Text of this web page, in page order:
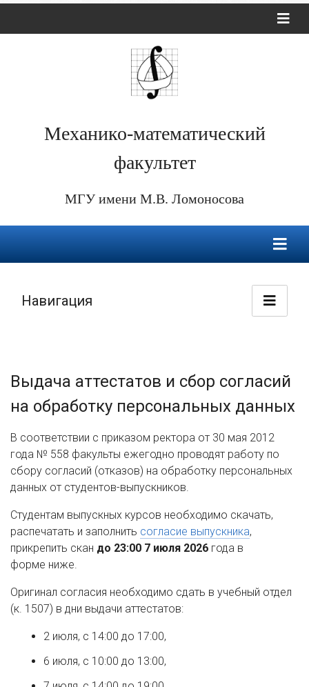
Механико-математический
факультет
МГУ имени М.В. Ломоносова
Навигация
Выдача аттестатов и сбор согласий
на обработку персональных данных
В соответствии с приказом ректора от 30 мая 2012
года № 558 факульты ежегодно проводят работу по
сбору согласий (отказов) на обработку персональных
данных от студентов-выпускников.
Студентам выпускных курсов необходимо скачать,
распечатать и заполнить согласие выпускника,
прикрепить скан до 23:00 7 июля 2026 года в
форме ниже.
Оригинал согласия необходимо сдать в учебный отдел
(к. 1507) в дни выдачи аттестатов:
2 июля, с 14:00 до 17:00,
6 июля, с 10:00 до 13:00,